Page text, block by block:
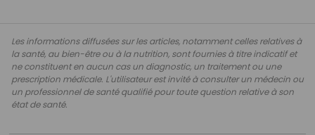
Les informations diffusées sur les articles, notamment celles relatives à
la santé, au bien-être ou à la nutrition, sont fournies à titre indicatif et
ne constituent en aucun cas un diagnostic, un traitement ou une
prescription médicale. L'utilisateur est invité à consulter un médecin ou
un professionnel de santé qualifié pour toute question relative à son
état de santé.